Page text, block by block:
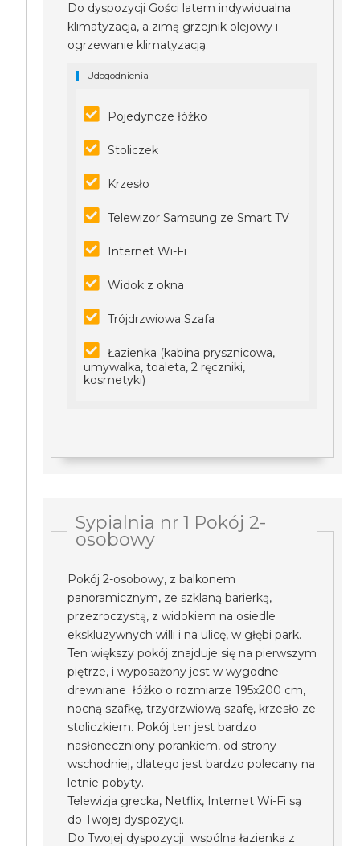
Do dyspozycji Gości latem indywidualna
klimatyzacja, a zimą grzejnik olejowy i
ogrzewanie klimatyzacją.
Udogodnienia
Pojedyncze łóżko
Stoliczek
Krzesło
Telewizor Samsung ze Smart TV
Internet Wi-Fi
Widok z okna
Trójdrzwiowa Szafa
Łazienka (kabina prysznicowa,
umywalka, toaleta, 2 ręczniki,
kosmetyki)
Sypialnia nr 1 Pokój 2-
osobowy
Pokój 2-osobowy, z balkonem
panoramicznym, ze szklaną barierką,
przezroczystą, z widokiem na osiedle
ekskluzywnych willi i na ulicę, w głębi park.
Ten większy pokój znajduje się na pierwszym
piętrze, i wyposażony jest w wygodne
drewniane łóżko o rozmiarze 195x200 cm,
nocną szafkę, trzydrzwiową szafę, krzesło ze
stoliczkiem. Pokój ten jest bardzo
nasłoneczniony porankiem, od strony
wschodniej, dlatego jest bardzo polecany na
letnie pobyty.
Telewizja grecka, Netflix, Internet Wi-Fi są
do Twojej dyspozycji.
Do Twojej dyspozycji wspólna łazienka z